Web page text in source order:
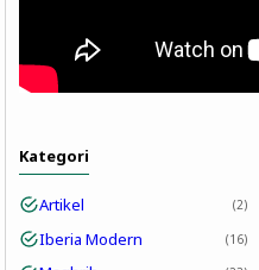
Kategori
Artikel 2
Iberia Modern 16